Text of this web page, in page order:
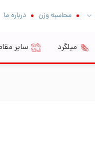
محاسبه وزن درباره ما
میلگرد سایر